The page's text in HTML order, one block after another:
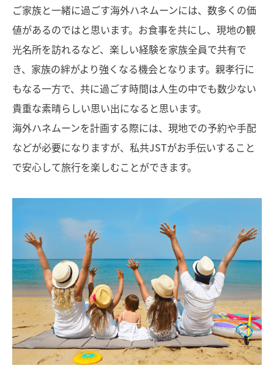
ご家族と一緒に過ごす海外ハネムーンには、数多くの価
値があるのではと思います。お食事を共にし、現地の観
光名所を訪れるなど、楽しい経験を家族全員で共有で
き、家族の絆がより強くなる機会となります。親孝行に
もなる一方で、共に過ごす時間は人生の中でも数少ない
貴重な素晴らしい思い出になると思います。
海外ハネムーンを計画する際には、現地での予約や手配
などが必要になりますが、私共JSTがお手伝いすること
で安心して旅行を楽しむことができます。